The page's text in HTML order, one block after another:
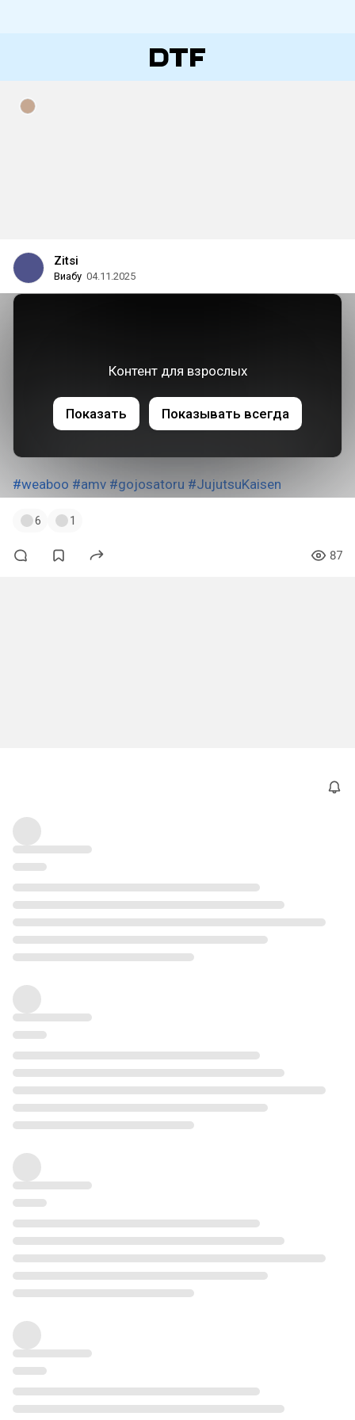
Zitsi
Виабу 04.11.2025
#weaboo #amv #gojosatoru #JujutsuKaisen
Контент для взрослых
Показать Показывать всегда
6 1
87